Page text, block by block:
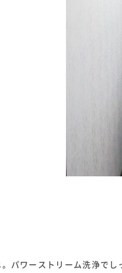
パワーストリーム洗浄で